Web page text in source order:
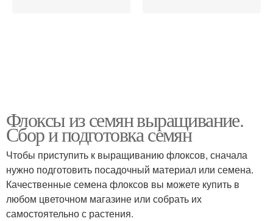
Флоксы из семян выращивание.
Сбор и подготовка семян
Чтобы приступить к выращиванию флоксов, сначала
нужно подготовить посадочный материал или семена.
Качественные семена флоксов вы можете купить в
любом цветочном магазине или собрать их
самостоятельно с растения.